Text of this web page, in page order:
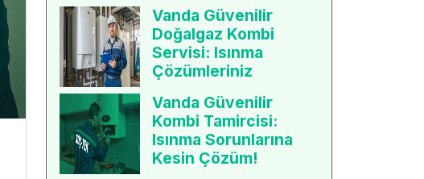
Vanda Güvenilir
Doğalgaz Kombi
Servisi: Isınma
Çözümleriniz
Vanda Güvenilir
Kombi Tamircisi:
Isınma Sorunlarına
Kesin Çözüm!